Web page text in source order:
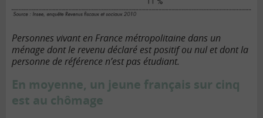
Personnes vivant en France métropolitaine dans un
ménage dont le revenu déclaré est positif ou nul et dont la
personne de référence n’est pas étudiant.
En moyenne, un jeune français sur cinq
est au chômage